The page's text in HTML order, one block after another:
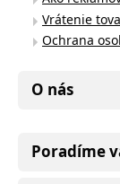
Vrátenie
Ochrana
O nás
Poradíme